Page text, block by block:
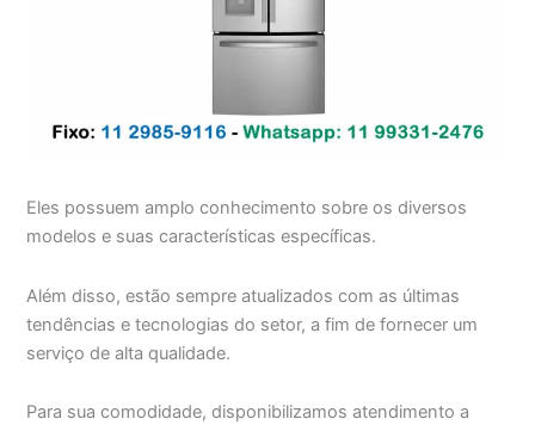
Eles possuem amplo conhecimento sobre os diversos
modelos e suas características específicas.
Além disso, estão sempre atualizados com as últimas
tendências e tecnologias do setor, a fim de fornecer um
serviço de alta qualidade.
Para sua comodidade, disponibilizamos atendimento a